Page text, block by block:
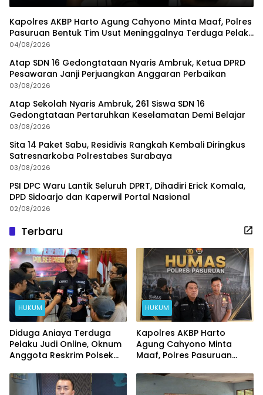
Kapolres AKBP Harto Agung Cahyono Minta Maaf, Polres
Pasuruan Bentuk Tim Usut Meninggalnya Terduga Pelaku
Judi Online
04/08/2026
Atap SDN 16 Gedongtataan Nyaris Ambruk, Ketua DPRD
Pesawaran Janji Perjuangkan Anggaran Perbaikan
03/08/2026
Atap Sekolah Nyaris Ambruk, 261 Siswa SDN 16
Gedongtataan Pertaruhkan Keselamatan Demi Belajar
03/08/2026
Sita 14 Paket Sabu, Residivis Rangkah Kembali Diringkus
Satresnarkoba Polrestabes Surabaya
03/08/2026
PSI DPC Waru Lantik Seluruh DPRT, Dihadiri Erick Komala,
DPD Sidoarjo dan Kaperwil Portal Nasional
02/08/2026
Terbaru
HUKUM
Diduga Aniaya Terduga
Pelaku Judi Online, Oknum
Anggota Reskrim Polsek
HUKUM
Kapolres AKBP Harto
Agung Cahyono Minta
Maaf, Polres Pasuruan
Meninggalnya Terduga
Pelaku Judi Online